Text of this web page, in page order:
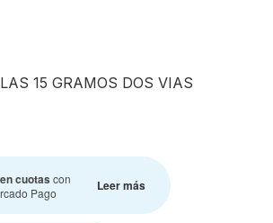
15 GRAMOS DOS VIAS
cuotas con
Pago
Leer más